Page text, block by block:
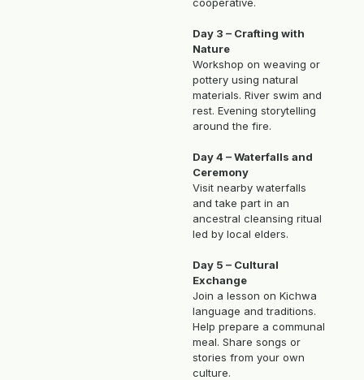
Day 3 – Crafting with
Nature
Workshop on weaving or
pottery using natural
materials. River swim and
rest. Evening storytelling
around the fire.
Day 4 – Waterfalls and
Ceremony
Visit nearby waterfalls
and take part in an
ancestral cleansing ritual
led by local elders.
Day 5 – Cultural
Exchange
Join a lesson on Kichwa
language and traditions.
Help prepare a communal
meal. Share songs or
stories from your own
culture.